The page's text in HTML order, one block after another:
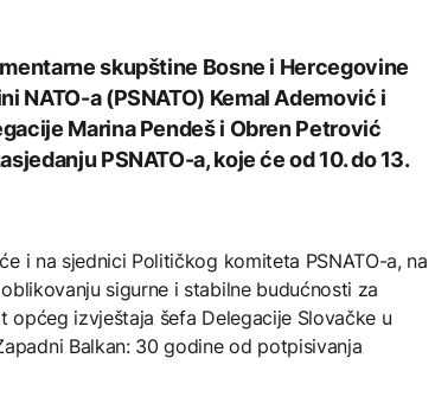
skupštine Bosne i Hercegovine
NATO-a (PSNATO) Kemal Ademović i
Marina Pendeš i Obren Petrović
PSNATO-a, koje će od 10. do 13.
i na sjednici Političkog komiteta PSNATO-a, na
sigurne i stabilne budućnosti za
općeg izvještaja šefa Delegacije Slovačke u
Balkan: 30 godine od potpisivanja